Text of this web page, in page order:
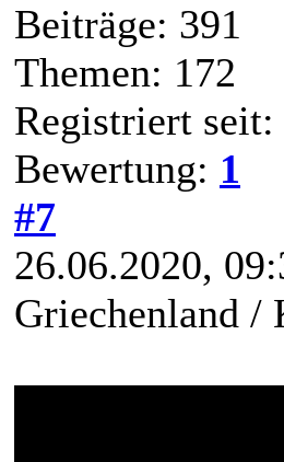
Beiträge: 391
Themen: 172
Registriert seit:
Bewertung: 1
#7
26.06.2020,
Griechenland /